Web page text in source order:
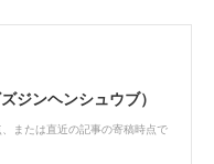
ジンヘンシュウブ）
または直近の記事の寄稿時点で